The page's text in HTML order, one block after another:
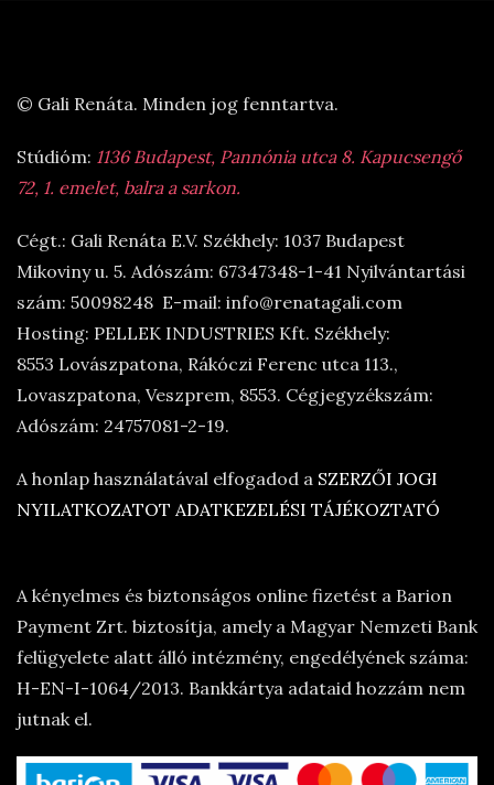
© Gali Renáta. Minden jog fenntartva.
Stúdióm: 1136 Budapest, Pannónia utca 8. Kapucsengő
72, 1. emelet, balra a sarkon.
Cégt.: Gali Renáta E.V. Székhely: 1037 Budapest
Mikoviny u. 5. Adószám: 67347348-1-41 Nyilvántartási
szám: 50098248 E-mail: info@renatagali.com
Hosting: PELLEK INDUSTRIES Kft. Székhely:
8553 Lovászpatona, Rákóczi Ferenc utca 113.,
Lovaszpatona, Veszprem, 8553. Cégjegyzékszám:
Adószám: 24757081-2-19.
A honlap használatával elfogadod a SZERZŐI JOGI
NYILATKOZATOT ADATKEZELÉSI TÁJÉKOZTATÓ
A kényelmes és biztonságos online fizetést a Barion
Payment Zrt. biztosítja, amely a Magyar Nemzeti Bank
felügyelete alatt álló intézmény, engedélyének száma:
H-EN-I-1064/2013. Bankkártya adataid hozzám nem
jutnak el.